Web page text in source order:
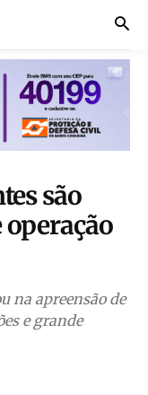
são
na apreensão de
e grande